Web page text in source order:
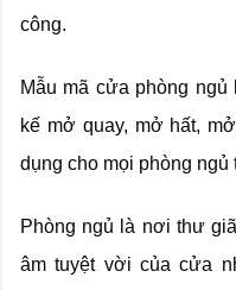
công.
Mẫu mã cửa phòng
kế mở quay, mở hất,
dụng cho mọi phòng
Phòng ngủ là nơi thư
âm tuyệt vời của cửa